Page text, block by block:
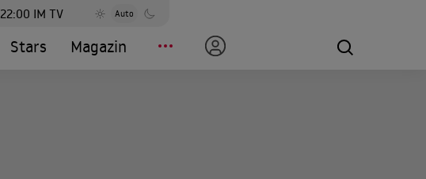
22:00 IM TV Auto
Stars Magazin